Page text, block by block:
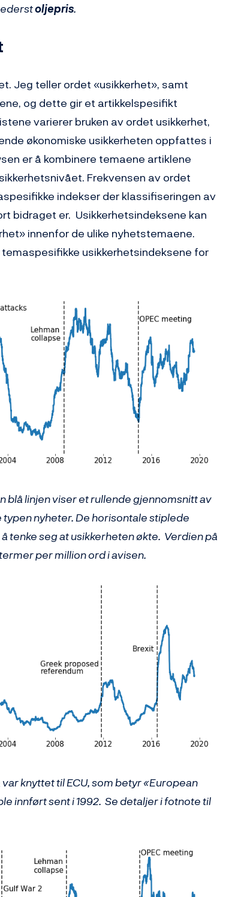
oljepris.
Jeg teller ordet «usikkerhet», samt
og dette gir et artikkelspesifikt
varierer bruken av ordet usikkerhet,
økonomiske usikkerheten oppfattes i
er å kombinere temaene artiklene
Frekvensen av ordet
indekser der klassifiseringen av
bidraget er. Usikkerhetsindeksene kan
innenfor de ulike nyhetstemaene.
usikkerhetsindeksene for
blå linjen viser et rullende gjennomsnitt av
nyheter. De horisontale stiplede
tenke seg at usikkerheten økte. Verdien på
per million ord i avisen.
knyttet til ECU, som betyr «European
innført sent i 1992. Se detaljer i fotnote til